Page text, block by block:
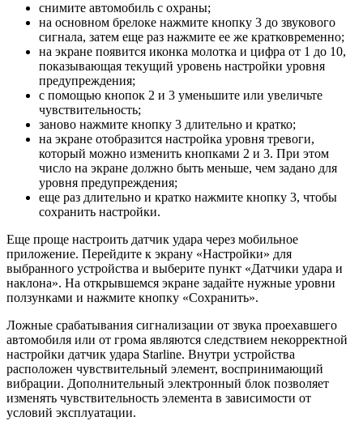
снимите автомобиль с охраны;
на основном брелоке нажмите кнопку 3 до звукового
сигнала, затем еще раз нажмите ее же кратковременно;
на экране появится иконка молотка и цифра от 1 до 10,
показывающая текущий уровень настройки уровня
предупреждения;
с помощью кнопок 2 и 3 уменьшите или увеличьте
чувствительность;
заново нажмите кнопку 3 длительно и кратко;
на экране отобразится настройка уровня тревоги,
который можно изменить кнопками 2 и 3. При этом
число на экране должно быть меньше, чем задано для
уровня предупреждения;
еще раз длительно и кратко нажмите кнопку 3, чтобы
сохранить настройки.
Еще проще настроить датчик удара через мобильное
приложение. Перейдите к экрану «Настройки» для
выбранного устройства и выберите пункт «Датчики удара и
наклона». На открывшемся экране задайте нужные уровни
ползунками и нажмите кнопку «Сохранить».
Ложные срабатывания сигнализации от звука проехавшего
автомобиля или от грома являются следствием некорректной
настройки датчик удара Starline. Внутри устройства
расположен чувствительный элемент, воспринимающий
вибрации. Дополнительный электронный блок позволяет
изменять чувствительность элемента в зависимости от
условий эксплуатации.